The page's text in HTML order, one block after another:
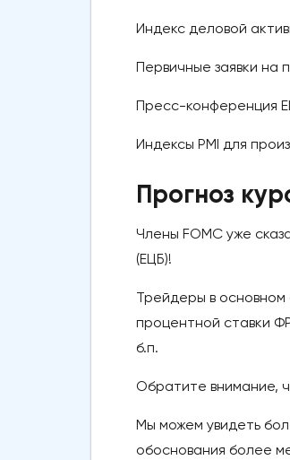
Индекс деловой
Первичные заявки на
Пресс-конференция
Индексы PMI для
Прогноз
Члены FOMC уже
(ЕЦБ)!
Трейдеры в
процентной ставки
б.п.
Обратите внимание,
Мы можем увидеть
обоснования более